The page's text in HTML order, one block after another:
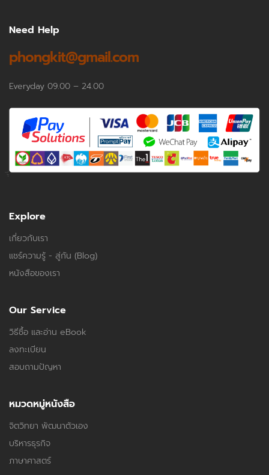
Need Help
phongkit@gmail.com
Everyday 09.00 – 24.00
Explore
เกี่ยวกับเรา
แชร์ความรู้ - สู่กัน (Blog)
หนังสือของเรา
Our Service
วิธีซื้อ และอ่าน eBook
ลงทะเบียน
สอบถามปัญหา
หมวดหมู่หนังสือ
จิตวิทยา พัฒนาตัวเอง
บริหารธุรกิจ
ภาษาศาสตร์